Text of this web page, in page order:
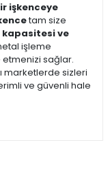
işkenceye
tam size
kapasitesi ve
işleme
sağlar.
marketlerde sizleri
ve güvenli hale